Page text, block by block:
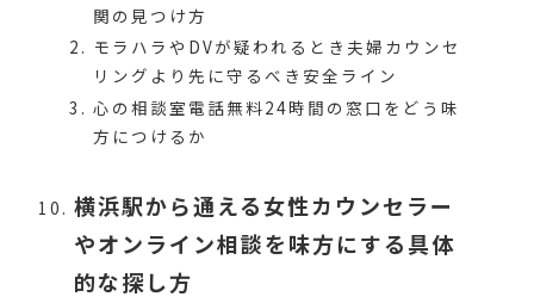
関の見つけ方
モラハラやDVが疑われるとき夫婦カウンセ
リングより先に守るべき安全ライン
心の相談室電話無料24時間の窓口をどう味
方につけるか
横浜駅から通える女性カウンセラー
やオンライン相談を味方にする具体
的な探し方